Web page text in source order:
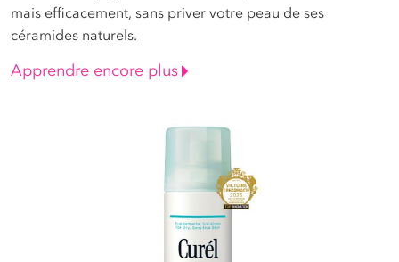
mais efficacement, sans priver votre peau de ses
céramides naturels.
Apprendre encore plus